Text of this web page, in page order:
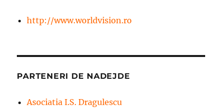
http://www.worldvision.ro
PARTENERI DE NADEJDE
Asociatia I.S. Dragulescu